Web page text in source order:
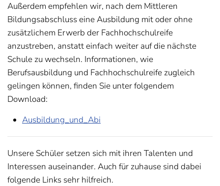
Außerdem empfehlen wir, nach dem Mittleren
Bildungsabschluss eine Ausbildung mit oder ohne
zusätzlichem Erwerb der Fachhochschulreife
anzustreben, anstatt einfach weiter auf die nächste
Schule zu wechseln. Informationen, wie
Berufsausbildung und Fachhochschulreife zugleich
gelingen können, finden Sie unter folgendem
Download:
Ausbildung_und_Abi
Unsere Schüler setzen sich mit ihren Talenten und
Interessen auseinander. Auch für zuhause sind dabei
folgende Links sehr hilfreich.